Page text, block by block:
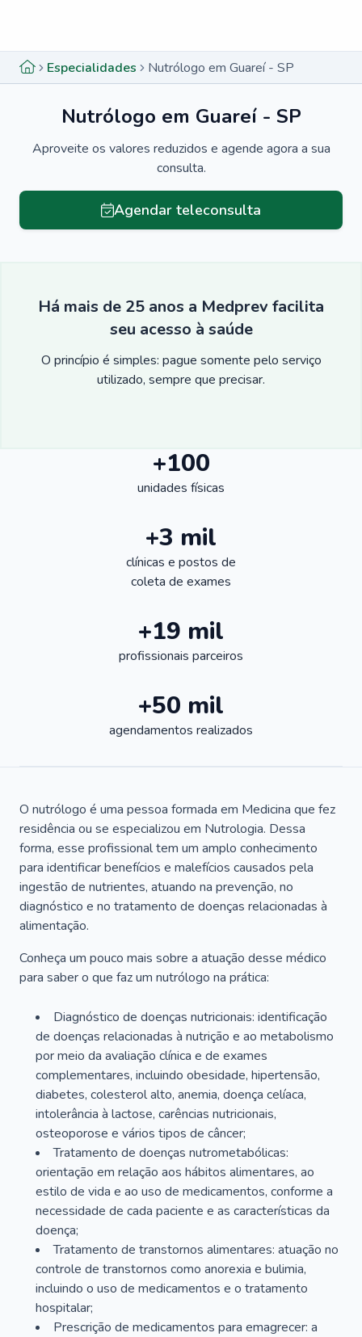
Especialidades Nutrólogo em Guareí - SP
Nutrólogo em Guareí - SP
Aproveite os valores reduzidos e agende agora a sua
consulta.
Agendar teleconsulta
Há mais de 25 anos a Medprev facilita
seu acesso à saúde
O princípio é simples: pague somente pelo serviço
utilizado, sempre que precisar.
+100
unidades físicas
+3 mil
clínicas e postos de
coleta de exames
+19 mil
profissionais parceiros
+50 mil
agendamentos realizados
O nutrólogo é uma pessoa formada em Medicina que fez
residência ou se especializou em Nutrologia. Dessa
forma, esse profissional tem um amplo conhecimento
para identificar benefícios e malefícios causados pela
ingestão de nutrientes, atuando na prevenção, no
diagnóstico e no tratamento de doenças relacionadas à
alimentação.
Conheça um pouco mais sobre a atuação desse médico
para saber o que faz um nutrólogo na prática:
Diagnóstico de doenças nutricionais: identificação
de doenças relacionadas à nutrição e ao metabolismo
por meio da avaliação clínica e de exames
complementares, incluindo obesidade, hipertensão,
diabetes, colesterol alto, anemia, doença celíaca,
intolerância à lactose, carências nutricionais,
osteoporose e vários tipos de câncer;
Tratamento de doenças nutrometabólicas:
orientação em relação aos hábitos alimentares, ao
estilo de vida e ao uso de medicamentos, conforme a
necessidade de cada paciente e as características da
doença;
Tratamento de transtornos alimentares: atuação no
controle de transtornos como anorexia e bulimia,
incluindo o uso de medicamentos e o tratamento
hospitalar;
Prescrição de medicamentos para emagrecer: a